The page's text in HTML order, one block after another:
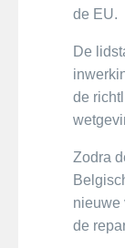
de EU.
De
de
Zodra
nieuwe
de